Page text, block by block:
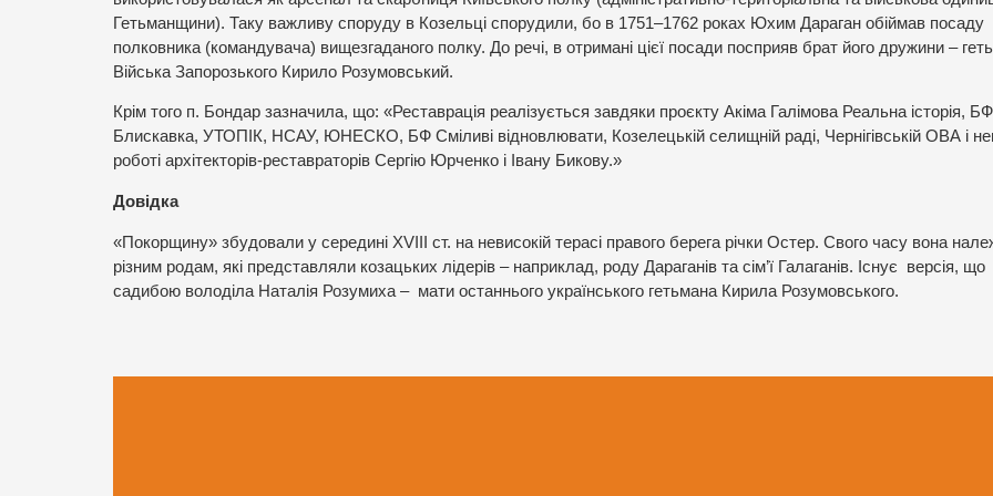
Гетьманщини). Таку важливу споруду в Козельці спорудили, бо в 1751–1762 роках Юхим Дараган обіймав посаду
полковника (командувача) вищезгаданого полку. До речі, в отримані цієї посади посприяв брат його дружини –
Війська Запорозького Кирило Розумовський.
Крім того п. Бондар зазначила, що: «Реставрація реалізується завдяки проєкту Акіма Галімова Реальна історія, БФ
Блискавка, УТОПІК, НСАУ, ЮНЕСКО, БФ Сміливі відновлювати, Козелецькій селищній раді, Чернігівській ОВА і
роботі архітекторів-реставраторів Сергію Юрченко і Івану Бикову.»
Довідка
«Покорщину» збудовали у середині XVIII ст. на невисокій терасі правого берега річки Остер. Свого часу вона
різним родам, які представляли козацьких лідерів – наприклад, роду Дараганів та сім’ї Галаганів. Існує версія, що
садибою володіла Наталія Розумиха – мати останнього українського гетьмана Кирила Розумовського.